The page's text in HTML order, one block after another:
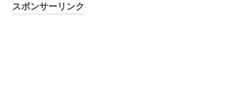
ペ
スポンサーリンク